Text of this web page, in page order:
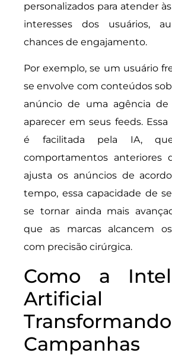
personalizados para atender
interesses dos usuários,
chances de engajamento.
Por exemplo, se um usuário
se envolve com conteúdos
anúncio de uma agência
aparecer em seus feeds. Essa
é facilitada pela IA,
comportamentos anteriores
ajusta os anúncios de
tempo, essa capacidade de
se tornar ainda mais
que as marcas alcancem
com precisão cirúrgica.
Como a
Artificial
Transformando